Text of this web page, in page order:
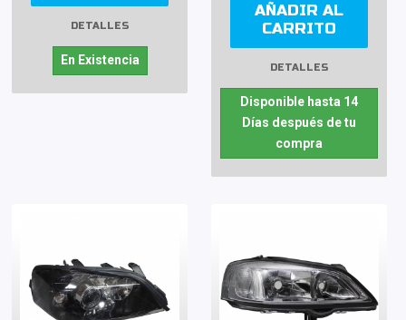
DETALLES
En Existencia
AÑADIR AL
CARRITO
DETALLES
Disponible hasta 14
Días después de tu
compra